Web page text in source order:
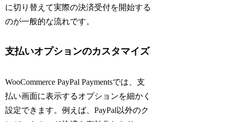
に切り替えて実際の決済受付を開始する
のが一般的な流れです。
支払いオプションのカスタマイズ
WooCommerce PayPal Paymentsでは、支
払い画面に表示するオプションを細かく
設定できます。例えば、PayPal以外のク